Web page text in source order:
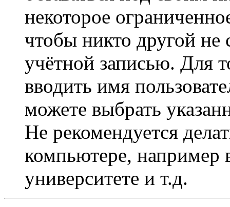
некоторое
чтобы никто другой не
учётной записью. Для
вводить имя
можете выбрать
Не рекомендуется
компьютере, например
университете и т.д.